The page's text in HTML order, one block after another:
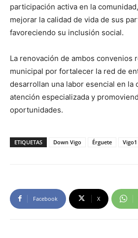
participación activa en la
mejorar la calidad de vida de sus
favoreciendo su inclusión social.
La renovación de ambos convenios
municipal por fortalecer la red de
desarrollan una labor esencial en la
atención especializada y
oportunidades.
ETIQUETAS Down Vigo Érguete Vigo1
Facebook X